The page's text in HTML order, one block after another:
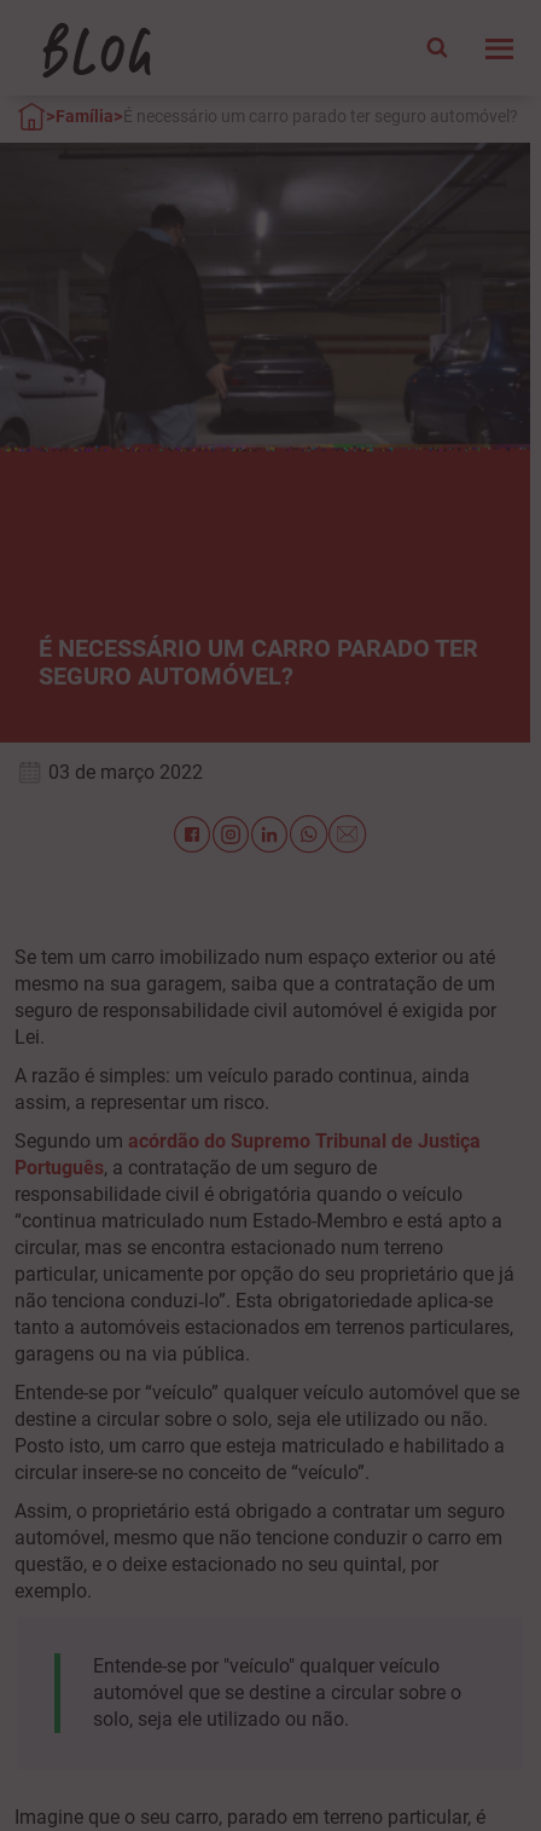
>Família>É necessário um carro parado ter seguro automóvel?
É NECESSÁRIO UM CARRO PARADO TER
SEGURO AUTOMÓVEL?
03 de março 2022
Se tem um carro imobilizado num espaço exterior ou até
mesmo na sua garagem, saiba que a contratação de um
seguro de responsabilidade civil automóvel é exigida por
Lei.
A razão é simples: um veículo parado continua, ainda
assim, a representar um risco.
Segundo um acórdão do Supremo Tribunal de Justiça
Português, a contratação de um seguro de
responsabilidade civil é obrigatória quando o veículo
“continua matriculado num Estado-Membro e está apto a
circular, mas se encontra estacionado num terreno
particular, unicamente por opção do seu proprietário que já
não tenciona conduzi‑lo”. Esta obrigatoriedade aplica-se
tanto a automóveis estacionados em terrenos particulares,
garagens ou na via pública.
Entende-se por “veículo” qualquer veículo automóvel que se
destine a circular sobre o solo, seja ele utilizado ou não.
Posto isto, um carro que esteja matriculado e habilitado a
circular insere-se no conceito de “veículo”.
Assim, o proprietário está obrigado a contratar um seguro
automóvel, mesmo que não tencione conduzir o carro em
questão, e o deixe estacionado no seu quintal, por
exemplo.
Entende-se por "veículo" qualquer veículo
automóvel que se destine a circular sobre o
solo, seja ele utilizado ou não.
Imagine que o seu carro, parado em terreno particular, é